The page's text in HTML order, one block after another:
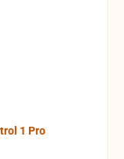
1 Pro